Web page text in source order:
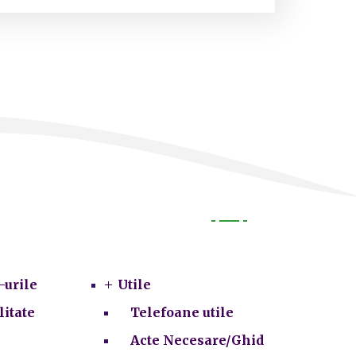
urile
Utile
Telefoane utile
Acte Necesare/Ghid